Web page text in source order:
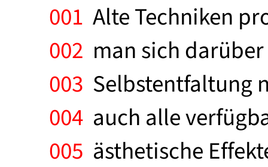
001 Alte Techniken
002 man sich
003 Selbstentfaltung
004 auch alle
005 ästhetische